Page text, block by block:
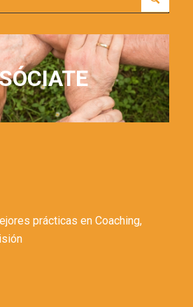
prácticas en Coaching,